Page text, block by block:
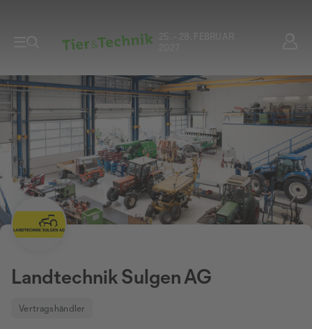
25. - 28. FEBRUAR
Landtechnik Sulgen AG
Vertragshändler